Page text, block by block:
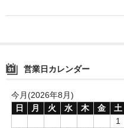
c
b
o
o
k
tt
er
st
営業日カレンダー
今月(2026年8月)
日
月 火 水 木 金
土
1